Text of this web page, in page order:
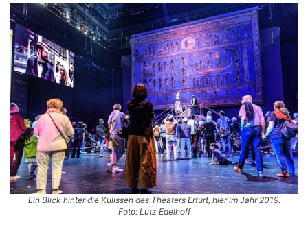
Ein Blick hinter die Kulissen des Theaters Erfurt, hier im Jahr 2019.
Foto: Lutz Edelhoff